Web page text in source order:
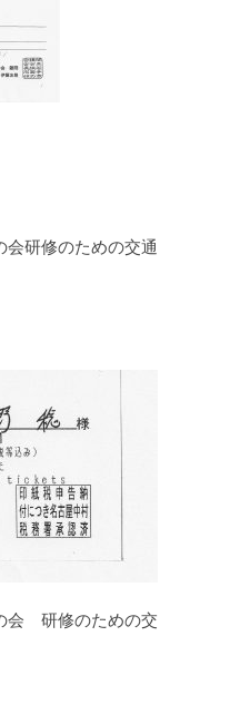
研修のための交通
会 研修のための交